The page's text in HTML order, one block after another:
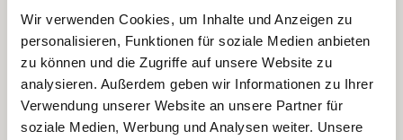
Wir verwenden Cookies, um Inhalte und Anzeigen zu
personalisieren, Funktionen für soziale Medien anbieten
zu können und die Zugriffe auf unsere Website zu
analysieren. Außerdem geben wir Informationen zu Ihrer
Verwendung unserer Website an unsere Partner für
soziale Medien, Werbung und Analysen weiter. Unsere
Immer auf dem Laufenden
bleiben mit unseren gratis
E-Mail
Whatsapp
bringen. Es geht darum zu zeigen, dass es nicht nur
ein singuläres Ereignis ist. Die zweite Komponente
ist, aufzeigen, dass es noch schlimmer wird, wenn
wir nichts tun. Wie schnell das kommt, haben die
meisten noch nicht begriffen. Die dritte Komponente